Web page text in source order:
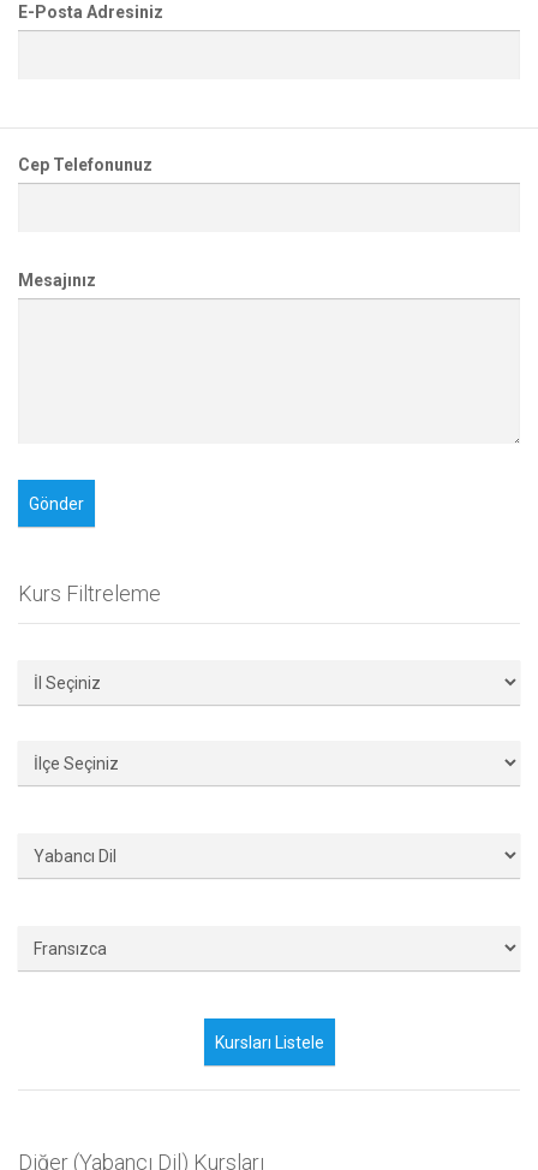
E-Posta Adresiniz
Cep Telefonunuz
Mesajınız
Kurs Filtreleme
Diğer (Yabancı Dil) Kursları